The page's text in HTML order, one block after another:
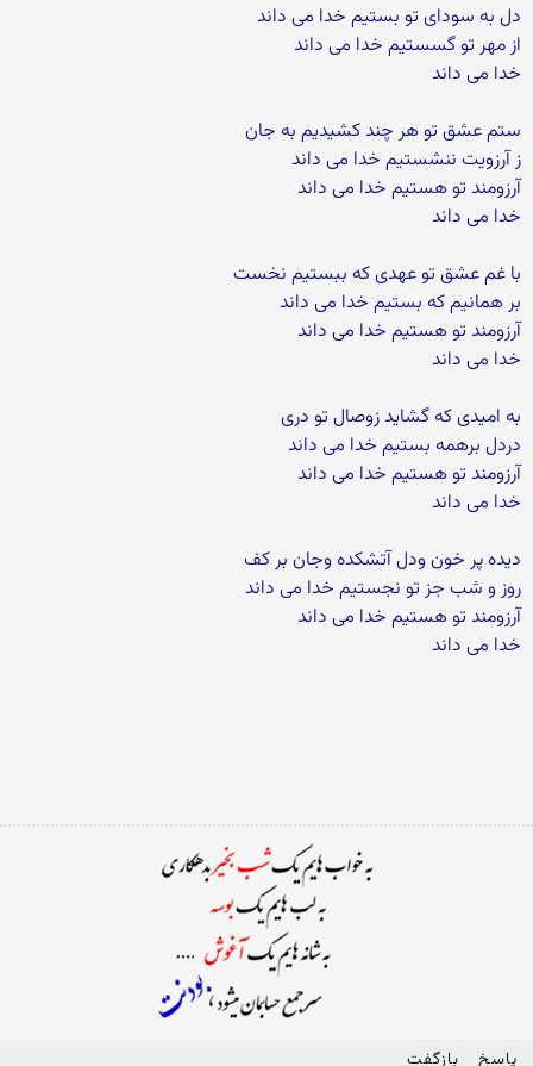
دل به سودای تو بستیم خدا می داند
از مهر تو گسستیم خدا می داند
خدا می داند
ستم عشق تو هر چند کشیدیم به جان
ز آرزویت ننشستیم خدا می داند
آرزومند تو هستیم خدا می داند
خدا می داند
با غم عشق تو عهدی که ببستیم نخست
بر همانیم که بستیم خدا می داند
آرزومند تو هستیم خدا می داند
خدا می داند
به امیدی که گشاید زوصال تو دری
دردل برهمه بستیم خدا می داند
آرزومند تو هستیم خدا می داند
خدا می داند
دیده پر خون ودل آتشکده وجان بر کف
روز و شب جز تو نجستیم خدا می داند
آرزومند تو هستیم خدا می داند
خدا می داند
پاسخ بازگفت